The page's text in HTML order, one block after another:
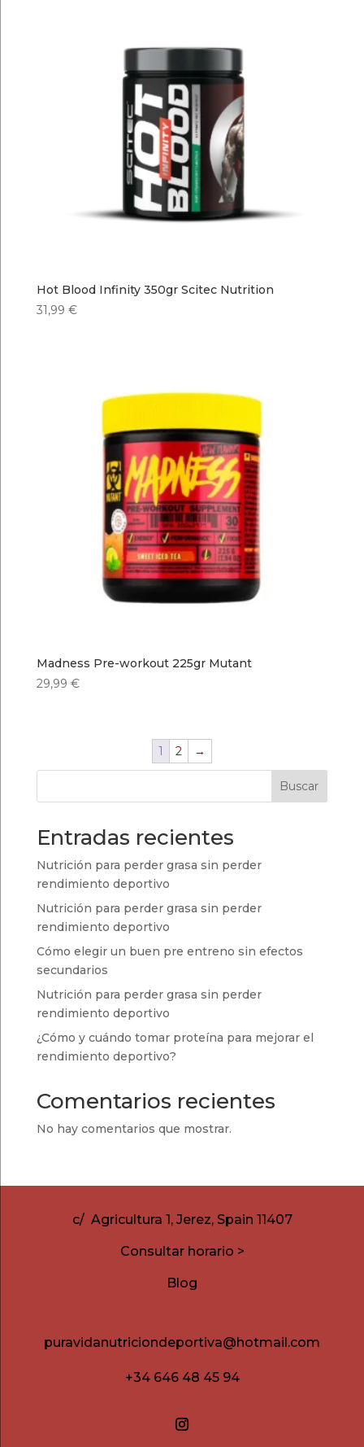
Hot Blood Infinity 350gr Scitec Nutrition
31,99 €
Madness Pre-workout 225gr Mutant
29,99 €
1 2 →
Buscar
Entradas recientes
Nutrición para perder grasa sin perder
rendimiento deportivo
Nutrición para perder grasa sin perder
rendimiento deportivo
Cómo elegir un buen pre entreno sin efectos
secundarios
Nutrición para perder grasa sin perder
rendimiento deportivo
¿Cómo y cuándo tomar proteína para mejorar el
rendimiento deportivo?
Comentarios recientes
No hay comentarios que mostrar.
c/ Agricultura 1, Jerez, Spain 11407
Consultar horario >
Blog
puravidanutriciondeportiva@hotmail.com
+34 646 48 45 94